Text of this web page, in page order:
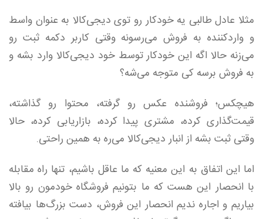
مثلا عادل طالبی یه خودکار رو توی دیجی‌کالا به عنوان واسط
و وارد‌کننده به فروش می‌رسونه وقتی کاربر دکمه ثبت رو
می‌زنه حالا اگه این خودکار توسط خود دیجی‌کالا وارد بشه و
به فروش برسه کی متوجه می‌شه؟
هیچکس؛ فروشنده عکس رو گرفته، محتوا رو گذاشته،
قیمت‌گذاری کرده، مشتری پیدا کرده، بازاریابی کرده، حالا
وقتی ثبت بشه از انبار دیجی‌کالا می‌ره به همین راحتی.
اما این اتفاق به این معنیه که ما عاقل باشیم، تنها راه مقابله
با انحصار این هست که ما بتونیم فروشگاه خودمون رو بالا
بیاریم و اجاره ندیم انحصار این فروش، دست بزرگ‌ها بیافته